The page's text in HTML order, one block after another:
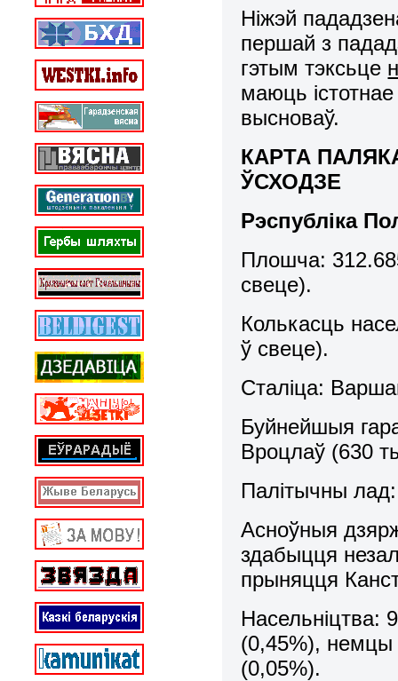
Ніжэй
першай з
гэтым тэксьце
маюць
высноваў.
КАРТА
ЎСХОДЗЕ
Рэспубліка
Плошча:
свеце).
Колькасць
ў свеце).
Сталіца:
Буйнейшыя
Вроцлаў (630
Палітычны
Асноўныя
здабыцця
прыняцця
Насельніцтва:
(0,45%), немцы
(0,05%).